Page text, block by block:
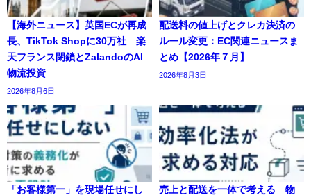
【海外ニュース】英国ECが再成
長、TikTok Shopに30万社 楽
天フランス閉鎖とZalandoのAI
物流投資
2026年8月6日
配送料の値上げとクレカ決済の
ルール変更：EC関連ニュースま
とめ【2026年７月】
2026年8月3日
「お客様第一」を現場任せにし
売上と配送を一体で考える 物